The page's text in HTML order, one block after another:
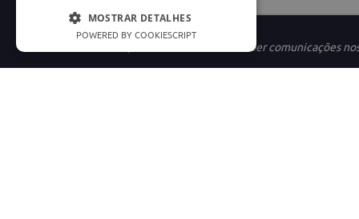
Ao se cadastrar, você concorda em receber comunicações
MOSTRAR DETALHES
POWERED BY COOKIESCRIPT